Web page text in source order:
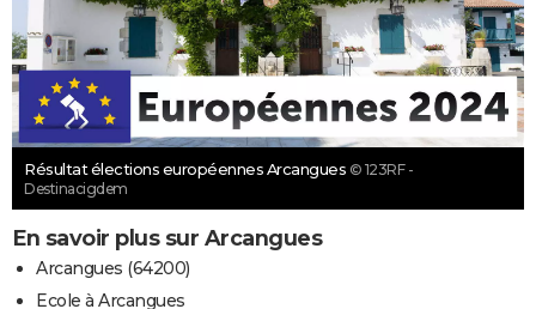
Résultat élections européennes Arcangues © 123RF -
Destinacigdem
En savoir plus sur Arcangues
Arcangues (64200)
Ecole à Arcangues